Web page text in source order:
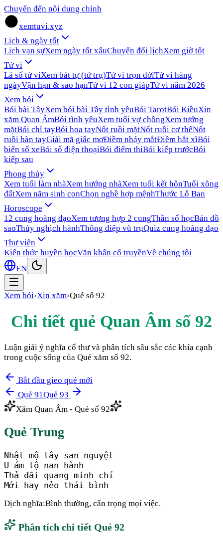
Chuyển đến nội dung chính
xemtuvi.xyz
Lịch & ngày tốt
Lịch vạn sựXem ngày tốt xấuChuyển đổi lịchXem giờ tốt
Tử vi
Lá số tử viXem bát tự (tứ trụ)Tử vi trọn đờiTử vi hàng
ngàyVận hạn & sao hạnTử vi 12 con giápTử vi năm 2026
Xem bói
Bói bài TâyXem bói bài Tây tình yêuBói TarotBói KiềuXin
xăm Quan ÂmBói tình yêuXem tuổi vợ chồngXem tướng
mặtBói chỉ tayBói hoa tayNốt ruồi mặtNốt ruồi cơ thểNốt
ruồi bàn tayGiải mã giấc mơĐiềm nháy mắtĐiềm hắt xìBói
biển số xeBói số điện thoạiBói điểm thiBói kiếp trướcBói
kiếp sau
Phong thủy
Xem tuổi làm nhàXem hướng nhàXem tuổi kết hônTuổi xông
đấtXem năm sinh conChọn nghề hợp mệnhThước Lỗ Ban
Horoscope
12 cung hoàng đạoXem tương hợp 2 cungThần số họcBản đồ
saoThủy nghịch hànhThông điệp vũ trụQuiz cung hoàng đạo
Thư viện
Kiến thức huyền họcVăn khấn cổ truyềnVề chúng tôi
EN
Xem bói›Xin xăm›Quẻ số 92
Chi tiết quẻ Quan Âm số 92
Luận giải ý nghĩa cổ thư và phân tích sâu sắc các khía cạnh
trong cuộc sống của Quẻ xăm số 92.
Bắt đầu gieo quẻ mới
Quẻ 91Quẻ 93
Xăm Quan Âm - Quẻ số 92
Quẻ Trung
Nhật mộ tây san nguyệt
U ám lộ nan hành
Thả đãi quang minh chí
Mới hay nẻo thái bình
Dịch nghĩa:Bình thường, cẩn trọng mọi việc.
Phân tích chi tiết Quẻ 92